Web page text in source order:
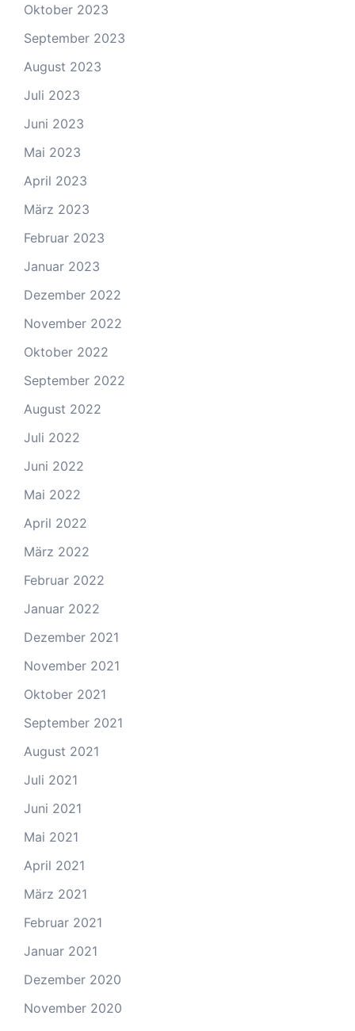
Oktober 2023
September 2023
August 2023
Juli 2023
Juni 2023
Mai 2023
April 2023
März 2023
Februar 2023
Januar 2023
Dezember 2022
November 2022
Oktober 2022
September 2022
August 2022
Juli 2022
Juni 2022
Mai 2022
April 2022
März 2022
Februar 2022
Januar 2022
Dezember 2021
November 2021
Oktober 2021
September 2021
August 2021
Juli 2021
Juni 2021
Mai 2021
April 2021
März 2021
Februar 2021
Januar 2021
Dezember 2020
November 2020